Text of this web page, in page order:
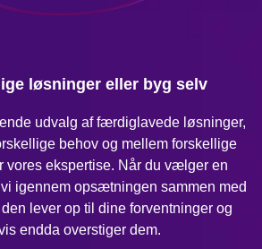
løsninger eller byg selv
udvalg af færdiglavede løsninger,
behov og mellem forskellige
vores ekspertise. Når du vælger en
igennem opsætningen sammen med
lever op til dine forventninger og
endda overstiger dem.